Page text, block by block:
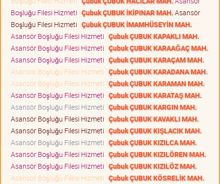
Boşluğu Filesi Hizmeti Çubuk ÇUBUK İKİPINAR MAH. Asansör
Boşluğu Filesi Hizmeti Çubuk ÇUBUK İMAMHÜSEYİN MAH.
Asansör Boşluğu Filesi Hizmeti Çubuk ÇUBUK KAPAKLI MAH.
Asansör Boşluğu Filesi Hizmeti Çubuk ÇUBUK KARAAĞAÇ MAH.
Asansör Boşluğu Filesi Hizmeti Çubuk ÇUBUK KARAÇAM MAH.
Asansör Boşluğu Filesi Hizmeti Çubuk ÇUBUK KARADANA MAH.
Asansör Boşluğu Filesi Hizmeti Çubuk ÇUBUK KARAMAN MAH.
Asansör Boşluğu Filesi Hizmeti Çubuk ÇUBUK KARATAŞ MAH.
Asansör Boşluğu Filesi Hizmeti Çubuk ÇUBUK KARGIN MAH.
Asansör Boşluğu Filesi Hizmeti Çubuk ÇUBUK KAVAKLI MAH.
Asansör Boşluğu Filesi Hizmeti Çubuk ÇUBUK KIŞLACIK MAH.
Asansör Boşluğu Filesi Hizmeti Çubuk ÇUBUK KIZILCA MAH.
Asansör Boşluğu Filesi Hizmeti Çubuk ÇUBUK KIZILÖREN MAH.
Asansör Boşluğu Filesi Hizmeti Çubuk ÇUBUK KIZILÖZ MAH.
Asansör Boşluğu Filesi Hizmeti Çubuk ÇUBUK KÖSRELİK MAH.